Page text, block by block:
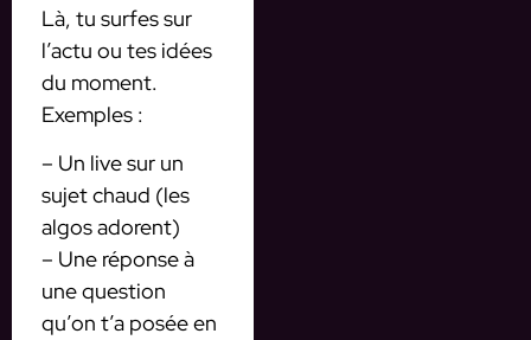
Là, tu surfes sur
l’actu ou tes idées
du moment.
Exemples :
– Un live sur un
sujet chaud (les
algos adorent)
– Une réponse à
une question
qu’on t’a posée en